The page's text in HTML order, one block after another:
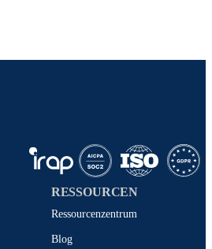
RESSOURCEN
Ressourcenzentrum
Blog